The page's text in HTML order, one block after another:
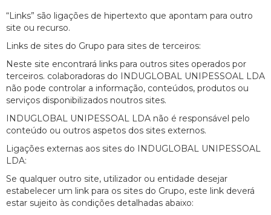
“Links” são ligações de hipertexto que apontam para outro
site ou recurso.
Links de sites do Grupo para sites de terceiros:
Neste site encontrará links para outros sites operados por
terceiros. colaboradoras do INDUGLOBAL UNIPESSOAL LDA
não pode controlar a informação, conteúdos, produtos ou
serviços disponibilizados noutros sites.
INDUGLOBAL UNIPESSOAL LDA não é responsável pelo
conteúdo ou outros aspetos dos sites externos.
Ligações externas aos sites do INDUGLOBAL UNIPESSOAL
LDA:
Se qualquer outro site, utilizador ou entidade desejar
estabelecer um link para os sites do Grupo, este link deverá
estar sujeito às condições detalhadas abaixo: